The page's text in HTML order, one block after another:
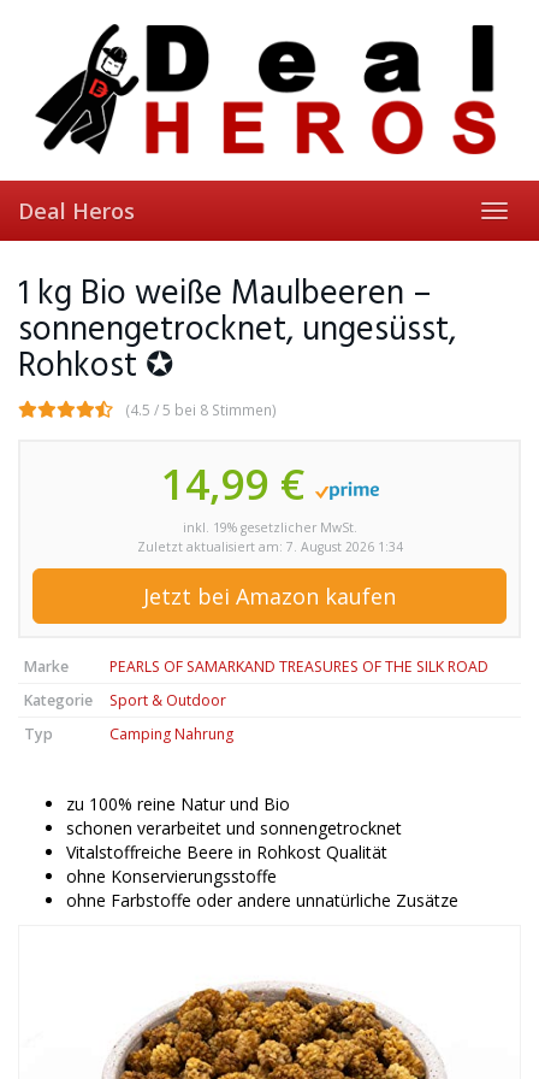
Deal Heros
1 kg Bio weiße Maulbeeren –
sonnengetrocknet, ungesüsst,
Rohkost ✪
(4.5 / 5 bei 8 Stimmen)
14,99 €
inkl. 19% gesetzlicher MwSt.
Zuletzt aktualisiert am: 7. August 2026 1:34
Jetzt bei Amazon kaufen
Marke
PEARLS OF SAMARKAND TREASURES OF THE SILK ROAD
Kategorie
Sport & Outdoor
Typ
Camping Nahrung
zu 100% reine Natur und Bio
schonen verarbeitet und sonnengetrocknet
Vitalstoffreiche Beere in Rohkost Qualität
ohne Konservierungsstoffe
ohne Farbstoffe oder andere unnatürliche Zusätze